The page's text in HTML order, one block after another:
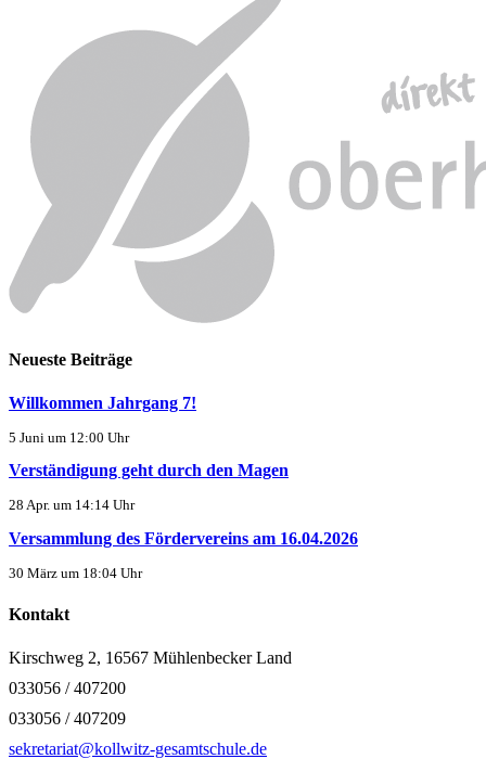
Neueste Beiträge
Willkommen Jahrgang 7!
5 Juni um 12:00 Uhr
Verständigung geht durch den Magen
28 Apr. um 14:14 Uhr
Versammlung des Fördervereins am 16.04.2026
30 März um 18:04 Uhr
Kontakt
Kirschweg 2, 16567 Mühlenbecker Land
033056 / 407200
033056 / 407209
sekretariat@kollwitz-gesamtschule.de